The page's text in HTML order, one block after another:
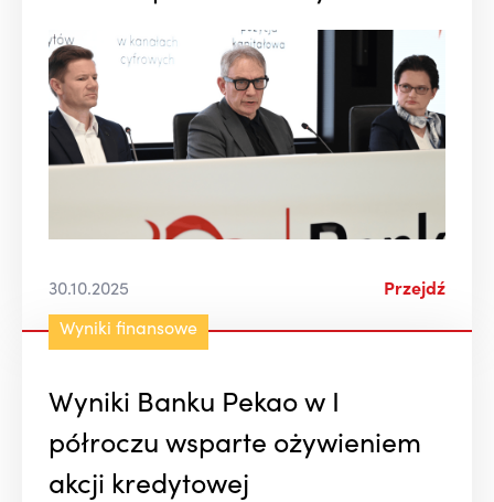
30.10.2025 Przejdź
Wyniki finansowe
Wyniki Banku Pekao w I
półroczu wsparte ożywieniem
akcji kredytowej